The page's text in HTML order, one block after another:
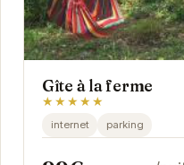
Gîte à la ferme
★★★★★
internet parking